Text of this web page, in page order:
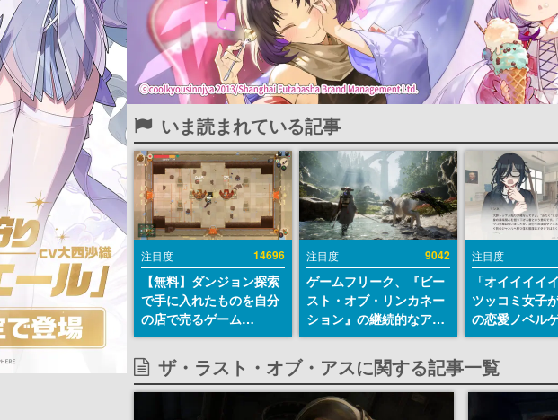
いま読まれている記事
注目度 14696
【無料】ダンジョン探索
で手に入れたものを自分
の店で売るゲーム
『Moonlighter』が
Steamにて無料配布中！
続編『Moonlighter 2』
の9月2日正式リリースを
記念したキャンペーン
注目度 9042
ゲームフリーク、『ビー
スト・オブ・リンカネー
ション』の継続的なアプ
デ方針を表明。ユーザー
からの意見を真摯に受け
止めて対応へ。修正パッ
チは約1週間以内に配信
される予定
注目度
「オイイイイ
ツッコミ女子
の恋愛ノベル
術部カノジョ
トアページが
前らーそろそ
ー？＾＾」暗
女子や、萌え
ザ・ラスト・オブ・アスに関する記事一覧